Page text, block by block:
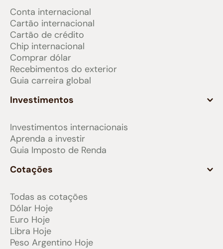
Conta internacional
Cartão internacional
Cartão de crédito
Chip internacional
Comprar dólar
Recebimentos do exterior
Guia carreira global
Investimentos
Investimentos internacionais
Aprenda a investir
Guia Imposto de Renda
Cotações
Todas as cotações
Dólar Hoje
Euro Hoje
Libra Hoje
Peso Argentino Hoje